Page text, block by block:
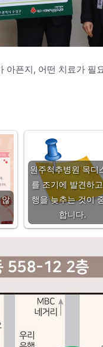
픈지, 어떤 치료가 필
않
원주척추병원 목디
를 조기에 발견하
행을 늦추는 것이
합니다.